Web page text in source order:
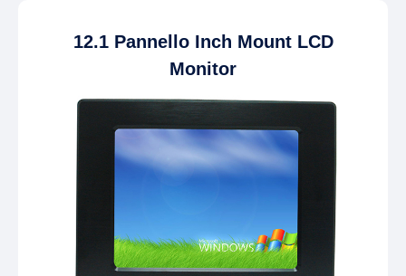
12.1 Pannello Inch Mount LCD
Monitor